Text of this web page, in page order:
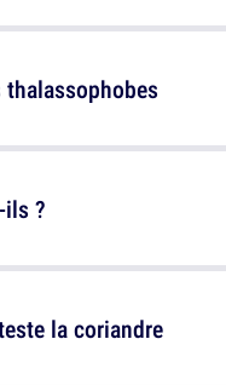
?
la coriandre